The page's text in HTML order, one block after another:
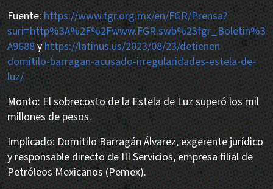
Fuente:https://www.fgr.org.mx/en/FGR/Prensa?
suri=http%3A%2F%2Fwww.FGR.swb%23fgr_Boletin%3
A9688yhttps://latinus.us/2023/08/23/detienen-
domitilo-barragan-acusado-irregularidades-estela-de-
luz/
Monto: El sobrecosto de la Estela de Luz superó los mil
millones de pesos.
Implicado: Domitilo Barragán Álvarez, exgerente jurídico
y responsable directo de III Servicios, empresa filial de
Petróleos Mexicanos (Pemex).